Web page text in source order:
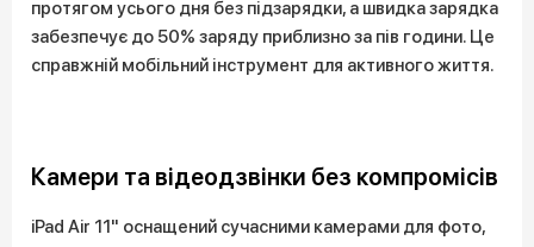
протягом усього дня без підзарядки, а швидка зарядка
забезпечує до 50% заряду приблизно за пів години. Це
справжній мобільний інструмент для активного життя.
Камери та відеодзвінки без компромісів
iPad Air 11" оснащений сучасними камерами для фото,